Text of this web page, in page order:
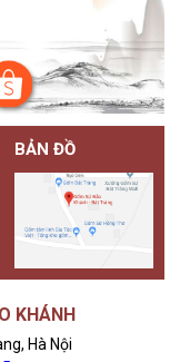
BẢN ĐỒ
KHÁNH
Hà Nội